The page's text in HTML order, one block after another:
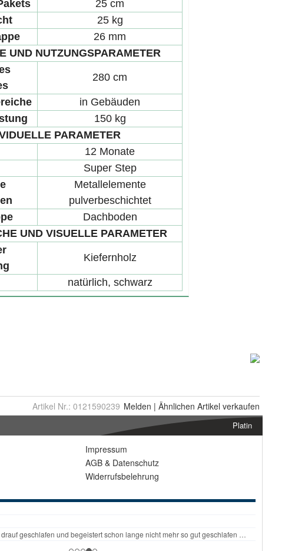
Artikel Nr.: 0121590239 Melden | Ähnlichen Artikel verkaufen
Platin
Impressum
AGB & Datenschutz
Widerrufsbelehrung